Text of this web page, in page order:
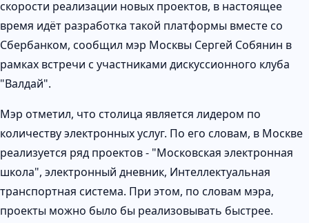
скорости реализации новых проектов, в настоящее
время идёт разработка такой платформы вместе со
Сбербанком, сообщил мэр Москвы Сергей Собянин в
рамках встречи с участниками дискуссионного клуба
"Валдай".
Мэр отметил, что столица является лидером по
количеству электронных услуг. По его словам, в Москве
реализуется ряд проектов - "Московская электронная
школа", электронный дневник, Интеллектуальная
транспортная система. При этом, по словам мэра,
проекты можно было бы реализовывать быстрее.